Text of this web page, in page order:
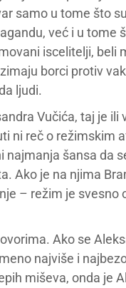
samo u tome što
već i u tome
iscelitelji, beli
borci protiv
ljudi.
Vučića, taj je ili
ni reč o režimskim
šansa da
Ako je na njima
– režim je svesno
Ako se
najviše i
miševa, onda je